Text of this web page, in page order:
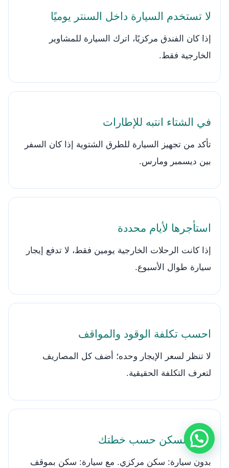
لا تستخدم السيارة داخل السنتر يوميًا
إذا كان الفندق مركزيًا، اترك السيارة للمشاوير
الخارجية فقط.
في الشتاء انتبه للإطارات
تأكد من تجهيز السيارة للطرق الشتوية إذا كان السفر
بين ديسمبر ومارس.
استأجرها لأيام محددة
إذا كانت الرحلات الخارجية يومين فقط، لا تدفع إيجار
سيارة طوال الأسبوع.
احسب تكلفة الوقود والمواقف
لا تنظر لسعر الإيجار وحده؛ أضف كل المصاريف
لتعرف التكلفة الحقيقية.
اختر السكن حسب خطتك
بدون سيارة: سكن مركزي. مع سيارة: سكن بموقف